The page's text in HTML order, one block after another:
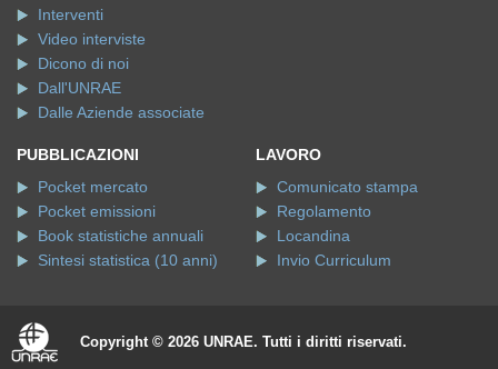
Interventi
Video interviste
Dicono di noi
Dall'UNRAE
Dalle Aziende associate
PUBBLICAZIONI
Pocket mercato
Pocket emissioni
Book statistiche annuali
Sintesi statistica (10 anni)
LAVORO
Comunicato stampa
Regolamento
Locandina
Invio Curriculum
Copyright © 2026 UNRAE. Tutti i diritti riservati.